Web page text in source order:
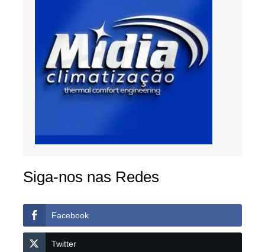
Siga-nos nas Redes
Facebook
Twitter